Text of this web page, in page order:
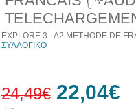
έκπτωση
EXPLORE 3 - A2 METHODE DE
ΣΥΛΛΟΓΙΚΟ
24,49€ 22,04€